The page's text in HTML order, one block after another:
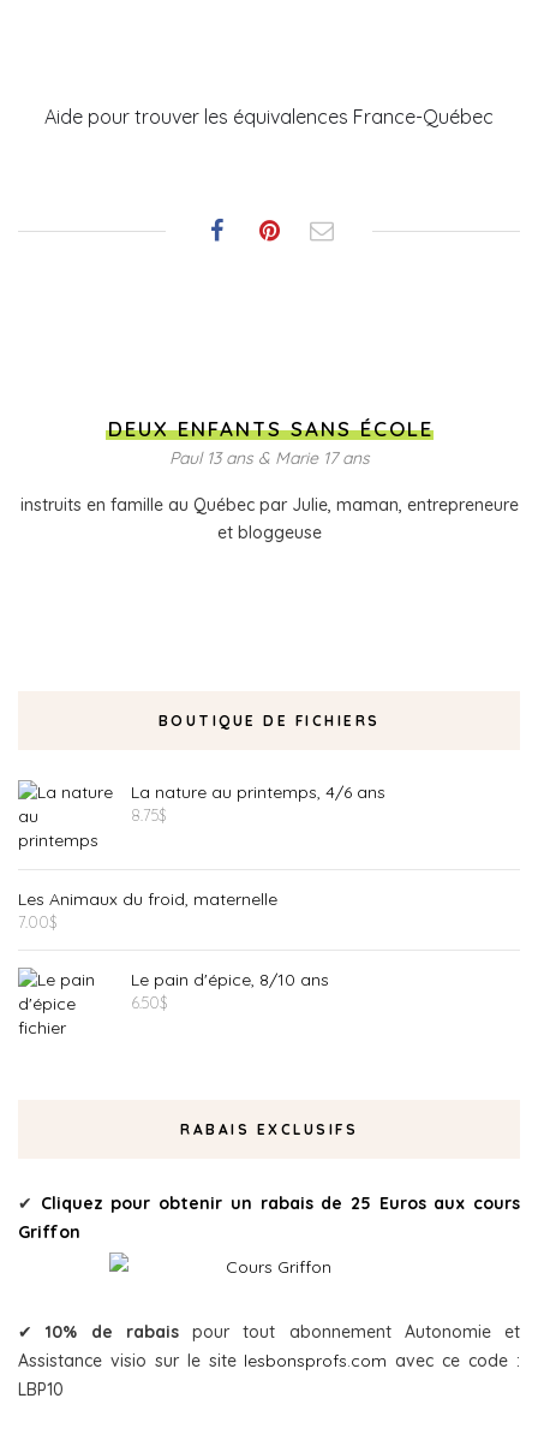
Aide pour trouver les équivalences France-Québec
DEUX ENFANTS SANS ÉCOLE
Paul 13 ans & Marie 17 ans
instruits en famille au Québec par Julie, maman, entrepreneure
et bloggeuse
BOUTIQUE DE FICHIERS
La nature au printemps, 4/6 ans
8.75$
Les Animaux du froid, maternelle
7.00$
Le pain d'épice, 8/10 ans
6.50$
RABAIS EXCLUSIFS
✔ Cliquez pour obtenir un rabais de 25 Euros aux cours
Griffon
✔10% de rabaispour tout abonnement Autonomie et
Assistance visio sur le site lesbonsprofs.com avec ce code :
LBP10